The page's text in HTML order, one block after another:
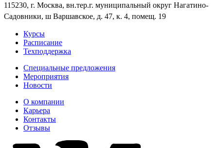
115230, г. Москва, вн.тер.г. муниципальный округ Нагатино-
Садовники, ш Варшавское, д. 47, к. 4, помещ. 19
Курсы
Расписание
Техподдержка
Специальные предложения
Мероприятия
Новости
О компании
Карьера
Контакты
Отзывы